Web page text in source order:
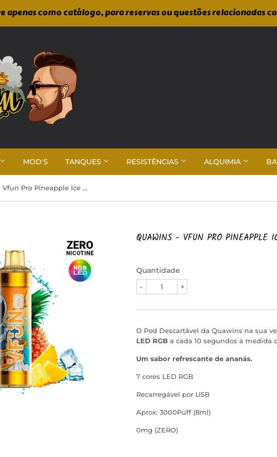
apenas como catálogo, para reservas ou questões relacionadas
MOD'S TANQUES RESISTÊNCIAS ALQUIMIA
Quawins - Vfun Pro Pineapple Ice 3000puff 0mg
QUAWINS - VFUN PRO PINEAPPLE
Quantidade
+
-
O Pod Descartável da Quawins na sua
LED RGB a cada 10 segundos á medida
Um sabor refrescante de ananás.
7 cores LED RGB
Recarregável por USB
Aprox: 3000Puff (8ml)
0mg (ZERO)